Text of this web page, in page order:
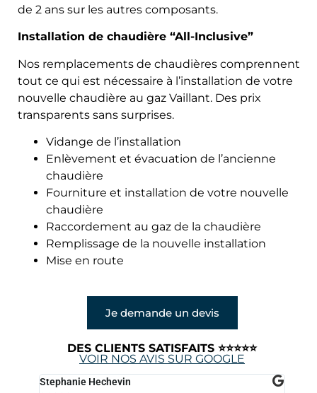
de 2 ans sur les autres composants.
Installation de chaudière “All-Inclusive”
Nos remplacements de chaudières comprennent
tout ce qui est nécessaire à l’installation de votre
nouvelle chaudière au gaz Vaillant. Des prix
transparents sans surprises.
Vidange de l’installation
Enlèvement et évacuation de l’ancienne
chaudière
Fourniture et installation de votre nouvelle
chaudière
Raccordement au gaz de la chaudière
Remplissage de la nouvelle installation
Mise en route
Je demande un devis
DES CLIENTS SATISFAITS ⭐⭐⭐⭐⭐
VOIR NOS AVIS SUR GOOGLE
Stephanie Hechevin